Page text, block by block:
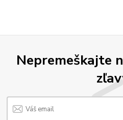
Nepremeškajte